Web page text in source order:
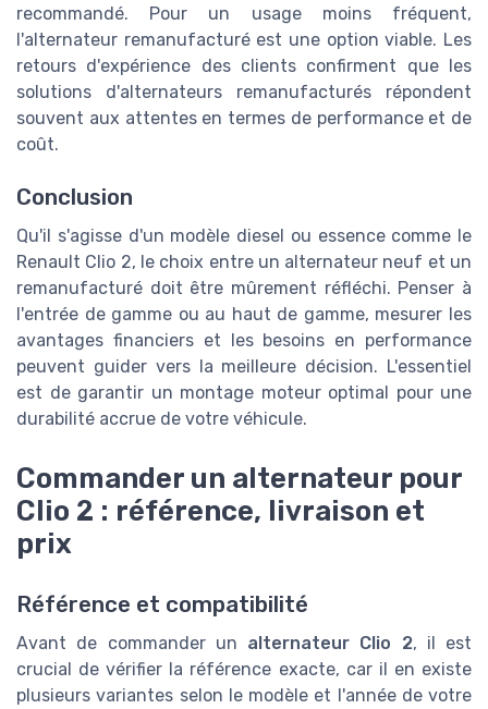
recommandé. Pour un usage moins fréquent,
l'alternateur remanufacturé est une option viable. Les
retours d'expérience des clients confirment que les
solutions d'alternateurs remanufacturés répondent
souvent aux attentes en termes de performance et de
coût.
Conclusion
Qu'il s'agisse d'un modèle diesel ou essence comme le
Renault Clio 2, le choix entre un alternateur neuf et un
remanufacturé doit être mûrement réfléchi. Penser à
l'entrée de gamme ou au haut de gamme, mesurer les
avantages financiers et les besoins en performance
peuvent guider vers la meilleure décision. L'essentiel
est de garantir un montage moteur optimal pour une
durabilité accrue de votre véhicule.
Commander un alternateur pour
Clio 2 : référence, livraison et
prix
Référence et compatibilité
Avant de commander un alternateur Clio 2, il est
crucial de vérifier la référence exacte, car il en existe
plusieurs variantes selon le modèle et l'année de votre